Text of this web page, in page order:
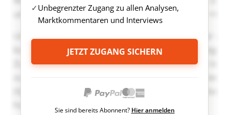
Unbegrenzter Zugang zu allen Analysen,
Marktkommentaren und Interviews
JETZT ZUGANG SICHERN
Sie sind bereits Abonnent? Hier anmelden